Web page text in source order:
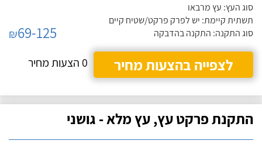
סוג העץ: עץ מרבאו
תשתית קיימת: יש לפרק פרקט/שטיח קיים
סוג התקנה: התקנה בהדבקה
₪69-125
לצפייה בהצעות מחיר
0 הצעות מחיר
התקנת פרקט עץ, עץ מלא - גושני